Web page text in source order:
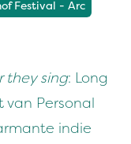
Festival - Arc
they sing: Long
van Personal
indie